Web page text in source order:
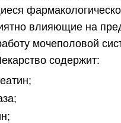
влияющие на
мочеполовой
содержит: